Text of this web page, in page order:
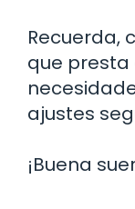
Recuerda,
que presta
ajustes
¡Buena